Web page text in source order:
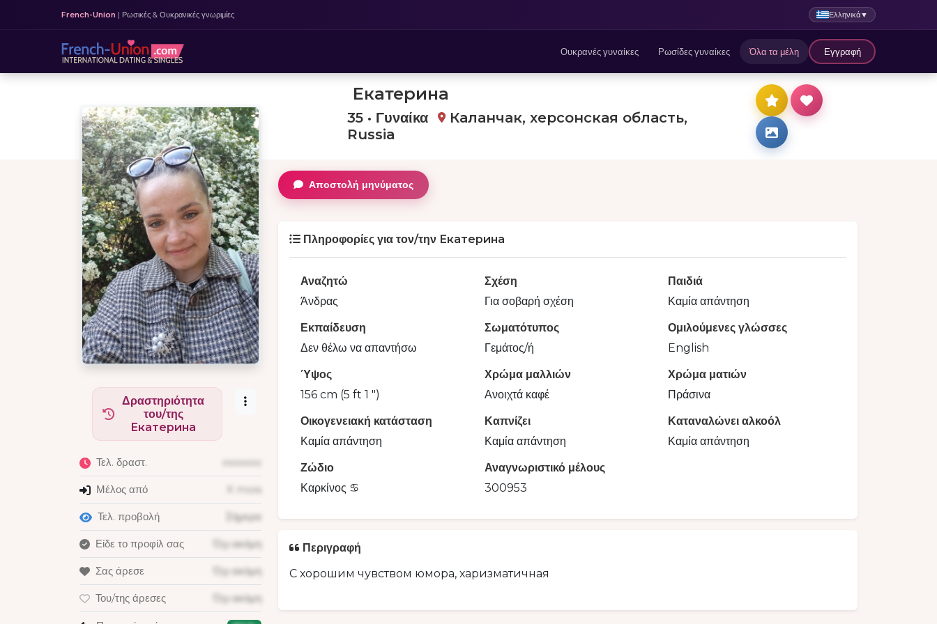
French-Union | Ρωσικές & Ουκρανικές γνωριμίες Ελληνικά▼
Ουκρανές γυναίκες Ρωσίδες γυναίκες Όλα τα μέλη Εγγραφή
Екатерина
35 • Γυναίκα
Каланчак, херсонская область,
Russia
Δραστηριότητα
του/της
Екатерина
Τελ. δραστ. xxxxxxx
Μέλος από X mois
Τελ. προβολή Σήμερα
Είδε το προφίλ σας Όχι ακόμη
Σας άρεσε Όχι ακόμη
Του/της άρεσες Όχι ακόμη
Αποστολή μηνύματος
Πληροφορίες για τον/την Екатерина
Αναζητώ
Άνδρας
Σχέση
Για σοβαρή σχέση
Παιδιά
Καμία απάντηση
Εκπαίδευση
Δεν θέλω να απαντήσω
Σωματότυπος
Γεμάτος/ή
Ομιλούμενες γλώσσες
English
Ύψος
156 cm (5 ft 1 ")
Χρώμα μαλλιών
Ανοιχτά καφέ
Χρώμα ματιών
Πράσινα
Οικογενειακή κατάσταση
Καμία απάντηση
Καπνίζει
Καμία απάντηση
Καταναλώνει αλκοόλ
Καμία απάντηση
Ζώδιο
Καρκίνος ♋️
Αναγνωριστικό μέλους
300953
Περιγραφή
С хорошим чувством юмора, харизматичная